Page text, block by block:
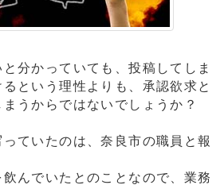
分かっていても、投稿してしま
という理性よりも、承認欲求と
うからではないでしょうか？
ていたのは、奈良市の職員と報
んでいたとのことなので、業務